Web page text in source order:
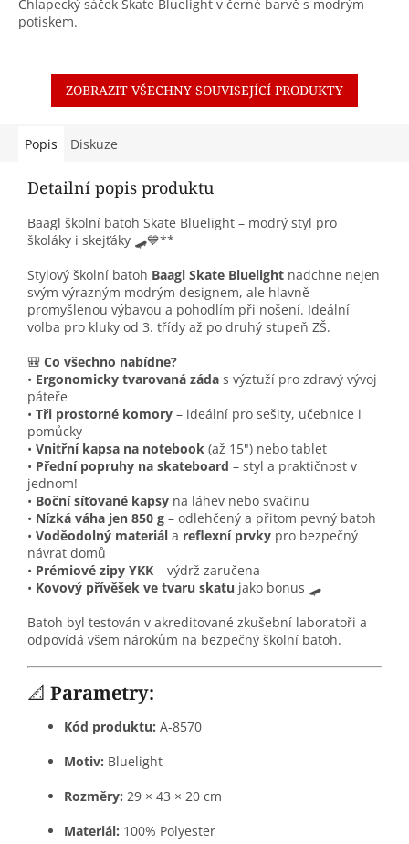
Chlapecký sáček Skate Bluelight v černé barvě s modrým
potiskem.
ZOBRAZIT VŠECHNY SOUVISEJÍCÍ PRODUKTY
Popis Diskuze
Detailní popis produktu
Baagl školní batoh Skate Bluelight – modrý styl pro
školáky i skejťáky 🛹💙**
Stylový školní batoh Baagl Skate Bluelight nadchne nejen
svým výrazným modrým designem, ale hlavně
promyšlenou výbavou a pohodlím při nošení. Ideální
volba pro kluky od 3. třídy až po druhý stupeň ZŠ.
🎒 Co všechno nabídne?
• Ergonomicky tvarovaná záda s výztuží pro zdravý vývoj
páteře
• Tři prostorné komory – ideální pro sešity, učebnice i
pomůcky
• Vnitřní kapsa na notebook (až 15") nebo tablet
• Přední popruhy na skateboard – styl a praktičnost v
jednom!
• Boční síťované kapsy na láhev nebo svačinu
• Nízká váha jen 850 g – odlehčený a přitom pevný batoh
• Voděodolný materiál a reflexní prvky pro bezpečný
návrat domů
• Prémiové zipy YKK – výdrž zaručena
• Kovový přívěšek ve tvaru skatu jako bonus 🛹
Batoh byl testován v akreditované zkušební laboratoři a
odpovídá všem nárokům na bezpečný školní batoh.
📐 Parametry:
Kód produktu: A-8570
Motiv: Bluelight
Rozměry: 29 × 43 × 20 cm
Materiál: 100% Polyester